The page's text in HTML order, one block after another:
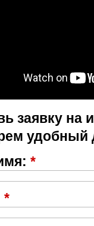
заявку на
удобный
*
*